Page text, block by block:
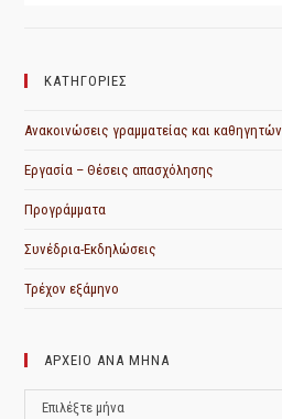
ΚΑΤΗΓΟΡΙΕΣ
Ανακοινώσεις γραμματείας και καθηγητών
Εργασία – Θέσεις απασχόλησης
Προγράμματα
Συνέδρια-Εκδηλώσεις
Τρέχον εξάμηνο
ΑΡΧΕΙΟ ΑΝΑ ΜΗΝΑ
ΑΡΧΕΙΟ
Επιλέξτε μήνα